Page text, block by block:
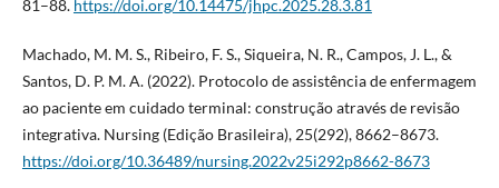
81–88. https://doi.org/10.14475/jhpc.2025.28.3.81
Machado, M. M. S., Ribeiro, F. S., Siqueira, N. R., Campos, J. L., &
Santos, D. P. M. A. (2022). Protocolo de assistência de enfermagem
ao paciente em cuidado terminal: construção através de revisão
integrativa. Nursing (Edição Brasileira), 25(292), 8662–8673.
https://doi.org/10.36489/nursing.2022v25i292p8662-8673